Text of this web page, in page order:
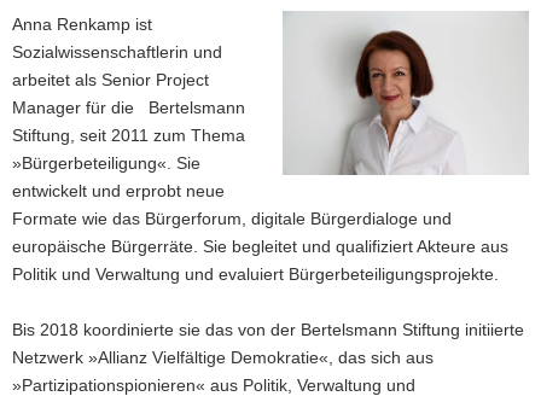
Anna Renkamp ist
Sozialwissenschaftlerin und
arbeitet als Senior Project
Manager für die Bertelsmann
Stiftung, seit 2011 zum Thema
»Bürgerbeteiligung«. Sie
entwickelt und erprobt neue
Formate wie das Bürgerforum, digitale Bürgerdialoge und
europäische Bürgerräte. Sie begleitet und qualifiziert Akteure aus
Politik und Verwaltung und evaluiert Bürgerbeteiligungsprojekte.
Bis 2018 koordinierte sie das von der Bertelsmann Stiftung initiierte
Netzwerk »Allianz Vielfältige Demokratie«, das sich aus
»Partizipationspionieren« aus Politik, Verwaltung und